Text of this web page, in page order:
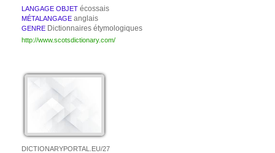
LANGAGE OBJET écossais
MÉTALANGAGE anglais
GENRE Dictionnaires étymologiques
http://www.scotsdictionary.com/
DICTIONARYPORTAL.EU/27